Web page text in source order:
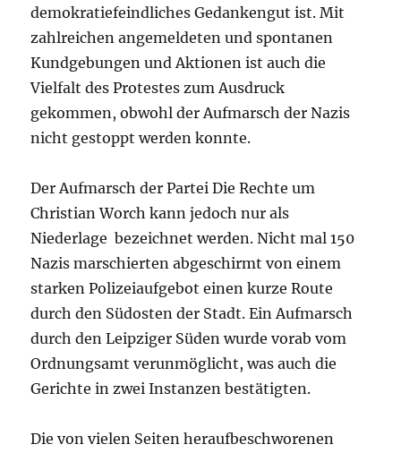
demokratiefeindliches Gedankengut ist. Mit
zahlreichen angemeldeten und spontanen
Kundgebungen und Aktionen ist auch die
Vielfalt des Protestes zum Ausdruck
gekommen, obwohl der Aufmarsch der Nazis
nicht gestoppt werden konnte.
Der Aufmarsch der Partei Die Rechte um
Christian Worch kann jedoch nur als
Niederlage bezeichnet werden. Nicht mal 150
Nazis marschierten abgeschirmt von einem
starken Polizeiaufgebot einen kurze Route
durch den Südosten der Stadt. Ein Aufmarsch
durch den Leipziger Süden wurde vorab vom
Ordnungsamt verunmöglicht, was auch die
Gerichte in zwei Instanzen bestätigten.
Die von vielen Seiten heraufbeschworenen